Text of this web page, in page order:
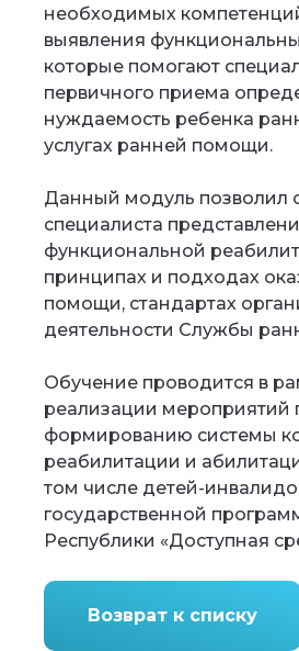
необходимых
выявления
которые помогают
первичного приема
нуждаемость ребенка
услугах ранней помощи.
Данный модуль позволил
специалиста
функциональной
принципах и подходах
помощи, стандартах
деятельности Службы
Обучение проводится в
реализации мероприятий
формированию системы
реабилитации и
том числе детей-
государственной
Республики «Доступная
Возврат к списку